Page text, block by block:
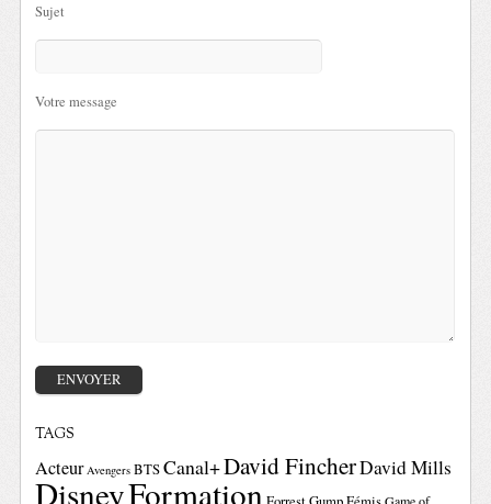
Sujet
Votre message
TAGS
Acteur Avengers BTSCanal+David FincherDavid Mills
DisneyFormation